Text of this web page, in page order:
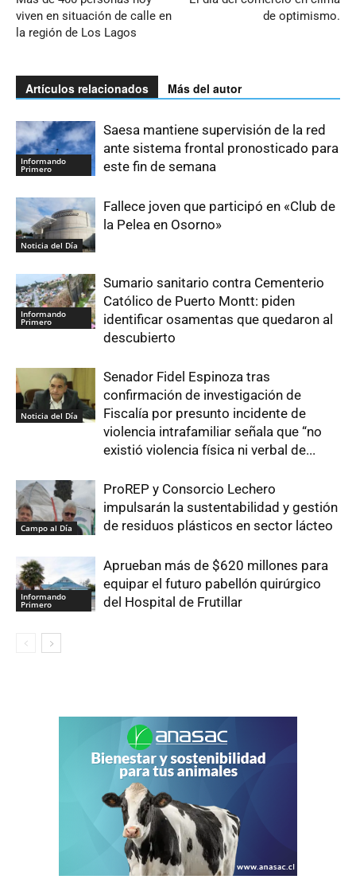
viven en situación de calle en
la región de Los Lagos
de optimismo.
Artículos relacionados Más del autor
Informando
Primero
Saesa mantiene supervisión de la red
ante sistema frontal pronosticado para
este fin de semana
Noticia del Día
Fallece joven que participó en «Club de
la Pelea en Osorno»
Informando
Primero
Sumario sanitario contra Cementerio
Católico de Puerto Montt: piden
identificar osamentas que quedaron al
descubierto
Noticia del Día
Senador Fidel Espinoza tras
confirmación de investigación de
Fiscalía por presunto incidente de
violencia intrafamiliar señala que “no
existió violencia física ni verbal de...
Campo al Día
ProREP y Consorcio Lechero
impulsarán la sustentabilidad y gestión
de residuos plásticos en sector lácteo
Informando
Primero
Aprueban más de $620 millones para
equipar el futuro pabellón quirúrgico
del Hospital de Frutillar